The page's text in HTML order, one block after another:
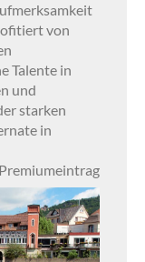
von
Talente in
und
starken
in
Premiumeintrag